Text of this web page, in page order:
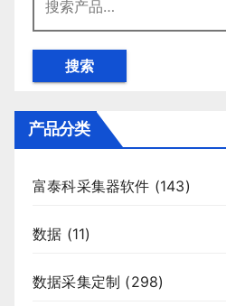
索：
搜索
产品分类
富泰科采集器软件 (143)
数据 (11)
数据采集定制 (298)